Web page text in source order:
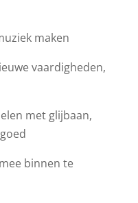
maken
vaardigheden,
met glijbaan,
binnen te